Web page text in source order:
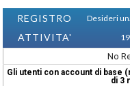
REGISTRO
ATTIVITA'
Desideri
No
Gli utenti con account di base
di 3